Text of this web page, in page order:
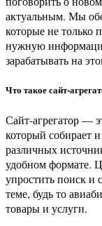
актуальным. Мы
которые не только
нужную
зарабатывать на
Что такое сайт-
Сайт-агрегатор —
который собирает
различных
удобном формате.
упростить поиск и
теме, будь то
товары и услуги.